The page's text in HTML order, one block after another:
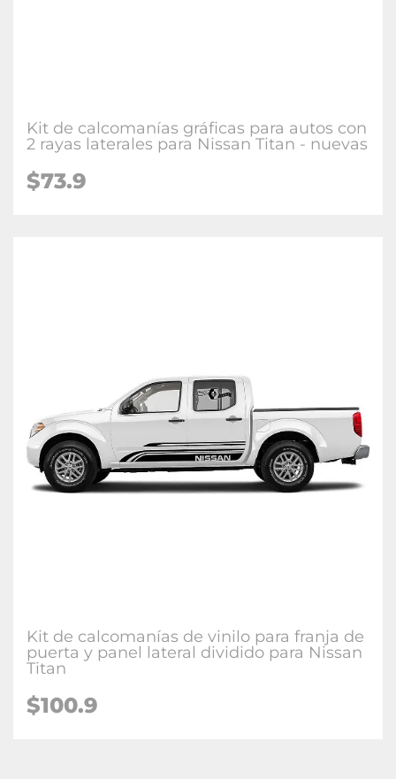
Kit de calcomanías gráficas para autos con
2 rayas laterales para Nissan Titan - nuevas
$73.9
Kit de calcomanías de vinilo para franja de
puerta y panel lateral dividido para Nissan
Titan
$100.9